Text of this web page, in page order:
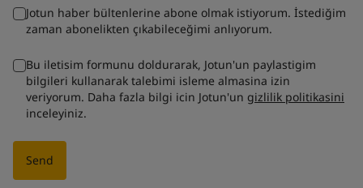
Jotun haber bültenlerine abone olmak istiyorum. İstediğim
zaman abonelikten çıkabileceğimi anlıyorum.
Bu iletisim formunu doldurarak, Jotun'un paylastigim
bilgileri kullanarak talebimi isleme almasina izin
veriyorum. Daha fazla bilgi icin Jotun'un gizlilik politikasini
inceleyiniz.
Send